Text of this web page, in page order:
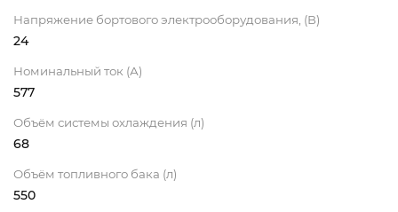
Напряжение бортового электрооборудования, (В)
24
Номинальный ток (А)
577
Объём системы охлаждения (л)
68
Объём топливного бака (л)
550